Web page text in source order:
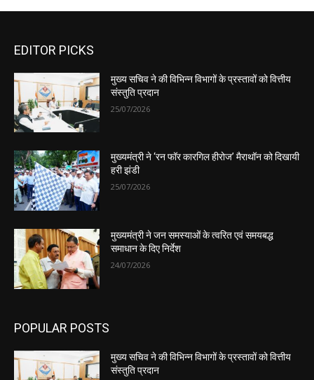
EDITOR PICKS
मुख्य सचिव ने की विभिन्न विभागों के प्रस्तावों को वित्तीय
संस्तुति प्रदान
25/07/2026
मुख्यमंत्री ने ‘रन फॉर कारगिल हीरोज’ मैराथॉन को दिखायी
हरी झंडी
25/07/2026
मुख्यमंत्री ने जन समस्याओं के त्वरित एवं समयबद्ध
समाधान के दिए निर्देश
24/07/2026
POPULAR POSTS
मुख्य सचिव ने की विभिन्न विभागों के प्रस्तावों को वित्तीय
संस्तुति प्रदान